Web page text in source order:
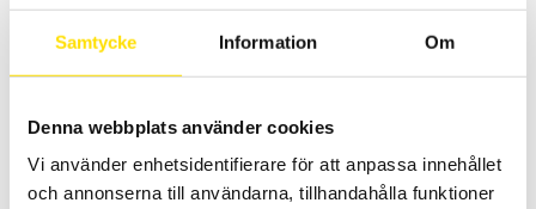
Samtycke Information Om
Denna webbplats använder cookies
Vi använder enhetsidentifierare för att anpassa innehållet
och annonserna till användarna, tillhandahålla funktioner
MTX3297Ex är en Ex-klassad multimeter för permanent användning
i Ex zoner. Certifierad enligt Ex och IECEx. MTX3297Ex är en AC+DC
TRMS multimeter med IP67 kapsling samt med dubbeldisplay.
Dessutom har den lågimpedansområde på spänning.